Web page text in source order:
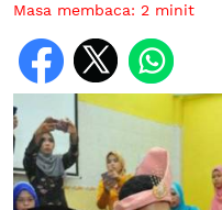
Masa membaca: 2 minit